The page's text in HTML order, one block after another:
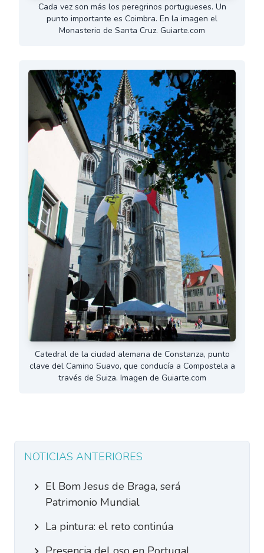
Cada vez son más los peregrinos portugueses. Un
punto importante es Coimbra. En la imagen el
Monasterio de Santa Cruz. Guiarte.com
Catedral de la ciudad alemana de Constanza, punto
clave del Camino Suavo, que conducía a Compostela a
través de Suiza. Imagen de Guiarte.com
NOTICIAS ANTERIORES
El Bom Jesus de Braga, será
Patrimonio Mundial
La pintura: el reto continúa